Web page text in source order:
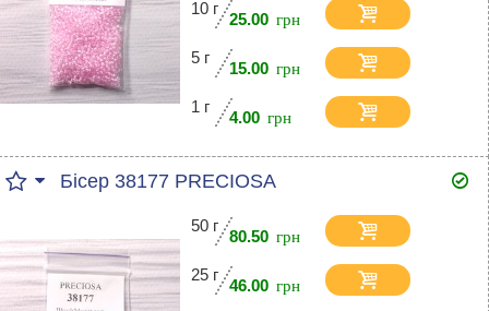
10 г
25.00
5 г
15.00
1 г
4.00
Бісер 38177 PRECIOSA
50 г
80.50
25 г
46.00